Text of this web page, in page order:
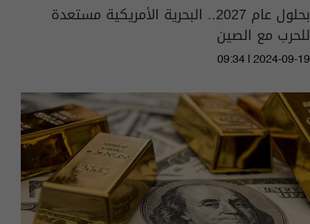
بحلول عام 2027.. البحرية الأمريكية مستعدة
للحرب مع الصين
09:34 | 2024-09-19